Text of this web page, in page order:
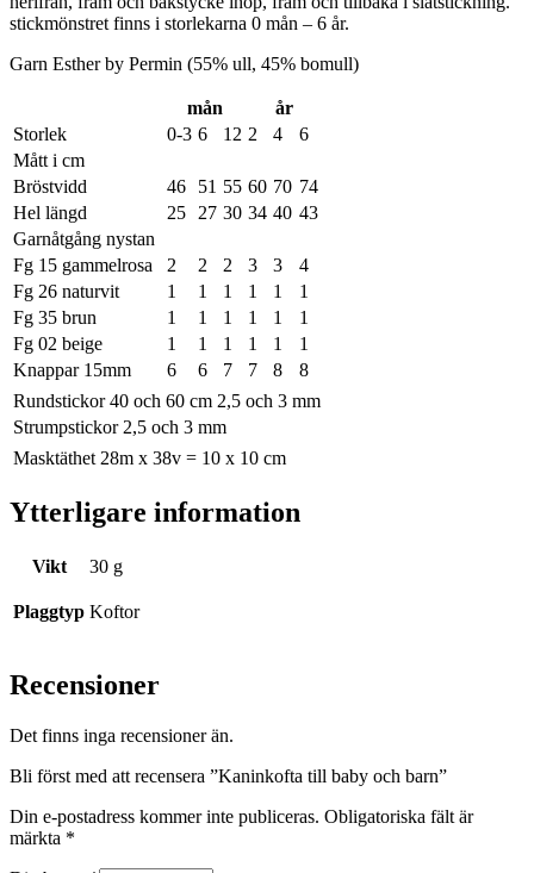
stickmönstret finns i storlekarna 0 mån – 6 år.
Garn Esther by Permin (55% ull, 45% bomull)
mån
år
Storlek
0-3 6 12 2 4
6
Mått i cm
Bröstvidd
46 51 55 60 70 74
Hel längd
25 27 30 34 40 43
Garnåtgång nystan
Fg 15 gammelrosa
2 2 2 3 3
4
Fg 26 naturvit
1 1 1 1 1
1
Fg 35 brun
1 1 1 1 1
1
Fg 02 beige
1 1 1 1 1
1
Knappar 15mm
6 6 7 7 8
8
Rundstickor 40 och 60 cm 2,5 och 3 mm
Strumpstickor 2,5 och 3 mm
Masktäthet 28m x 38v = 10 x 10 cm
Ytterligare information
Vikt 30 g
Plaggtyp Koftor
Recensioner
Det finns inga recensioner än.
Bli först med att recensera ”Kaninkofta till baby och barn”
Din e-postadress kommer inte publiceras. Obligatoriska fält är
märkta *